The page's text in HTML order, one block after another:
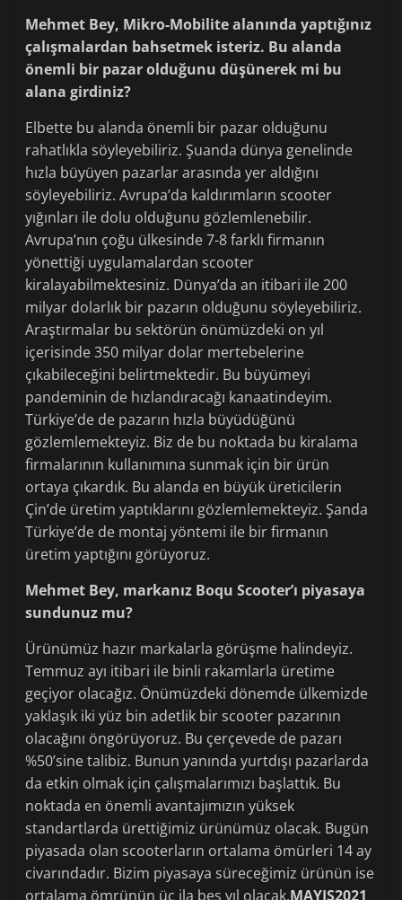
Mehmet Bey, Mikro-Mobilite alanında yaptığınız
çalışmalardan bahsetmek isteriz. Bu alanda
önemli bir pazar olduğunu düşünerek mi bu
alana girdiniz?
Elbette bu alanda önemli bir pazar olduğunu
rahatlıkla söyleyebiliriz. Şuanda dünya genelinde
hızla büyüyen pazarlar arasında yer aldığını
söyleyebiliriz. Avrupa’da kaldırımların scooter
yığınları ile dolu olduğunu gözlemlenebilir.
Avrupa’nın çoğu ülkesinde 7-8 farklı firmanın
yönettiği uygulamalardan scooter
kiralayabilmektesiniz. Dünya’da an itibari ile 200
milyar dolarlık bir pazarın olduğunu söyleyebiliriz.
Araştırmalar bu sektörün önümüzdeki on yıl
içerisinde 350 milyar dolar mertebelerine
çıkabileceğini belirtmektedir. Bu büyümeyi
pandeminin de hızlandıracağı kanaatindeyim.
Türkiye’de de pazarın hızla büyüdüğünü
gözlemlemekteyiz. Biz de bu noktada bu kiralama
firmalarının kullanımına sunmak için bir ürün
ortaya çıkardık. Bu alanda en büyük üreticilerin
Çin’de üretim yaptıklarını gözlemlemekteyiz. Şanda
Türkiye’de de montaj yöntemi ile bir firmanın
üretim yaptığını görüyoruz.
Mehmet Bey, markanız Boqu Scooter’ı piyasaya
sundunuz mu?
Ürünümüz hazır markalarla görüşme halindeyiz.
Temmuz ayı itibari ile binli rakamlarla üretime
geçiyor olacağız. Önümüzdeki dönemde ülkemizde
yaklaşık iki yüz bin adetlik bir scooter pazarının
olacağını öngörüyoruz. Bu çerçevede de pazarı
%50’sine talibiz. Bunun yanında yurtdışı pazarlarda
da etkin olmak için çalışmalarımızı başlattık. Bu
noktada en önemli avantajımızın yüksek
standartlarda ürettiğimiz ürünümüz olacak. Bugün
piyasada olan scooterların ortalama ömürleri 14 ay
civarındadır. Bizim piyasaya süreceğimiz ürünün ise
ortalama ömrünün üç ila beş yıl olacak.MAYIS2021